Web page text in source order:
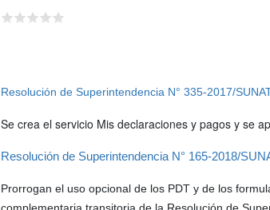
Resolución de Superintendencia N° 335-2017/SUNAT
Se crea el servicio Mis declaraciones y pagos y se
Resolución de Superintendencia N° 165-2018/
Prorrogan el uso opcional de los PDT y de los